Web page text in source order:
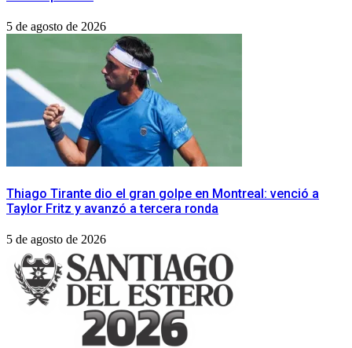
5 de agosto de 2026
Thiago Tirante dio el gran golpe en Montreal: venció a
Taylor Fritz y avanzó a tercera ronda
5 de agosto de 2026